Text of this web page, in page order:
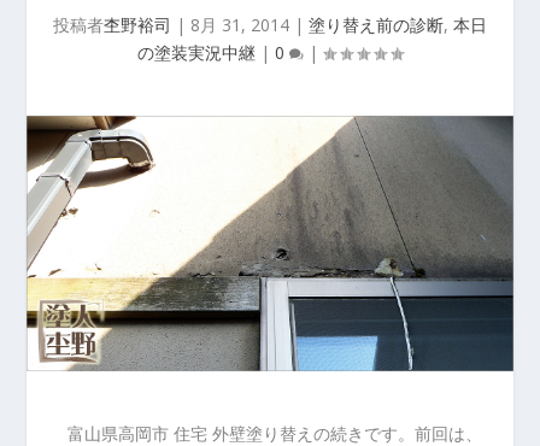
投稿者杢野裕司 | 8月 31, 2014 | 塗り替え前の診断, 本日
の塗装実況中継 | 0 |
富山県高岡市 住宅 外壁塗り替えの続きです。前回は、